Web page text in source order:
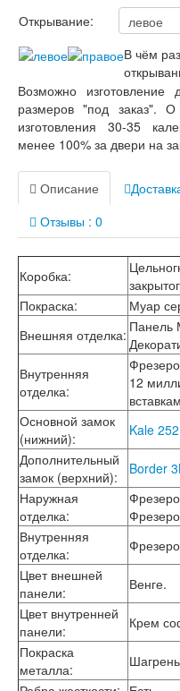
Лабиринт
Лабиринт
Лабиринт
Лабиринт
Лабиринт
Лабиринт
Лабиринт
Лабиринт
Лабиринт
Лабиринт
Лабиринт
Лабиринт
Лабиринт
Лабиринт
Лабиринт
Лабиринт
Лабиринт
Лабиринт
Лабиринт
Лабиринт
Лабиринт
Лабиринт
Лабиринт
Лабиринт
Лабиринт
Лабиринт
Лабиринт
Лабиринт
Лабиринт
Лабиринт
Двери Про
Двери Интекрон
Интекрон
Интекрон
Интекрон
Интекрон
Интекрон
Открывание:
В чём
Возможно изготовление
размеров "под заказ".
изготовления 30-35
менее 100% за двери на
Описание
Отзывы : 0
Коробка:
Покраска:
Муар
Внешняя отделка: Панель
Внутренняя
отделка:
12
Основной замок
(нижний):
Kale
Дополнительный
замок (верхний):
Border
Наружная
отделка:
Внутренняя
отделка:
Цвет внешней
панели:
Венге.
Цвет внутренней
панели:
Крем
Покраска
металла: